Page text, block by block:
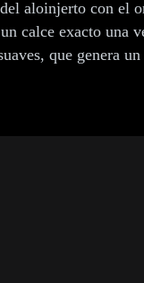
aloinjerto con
calce exacto una
que genera